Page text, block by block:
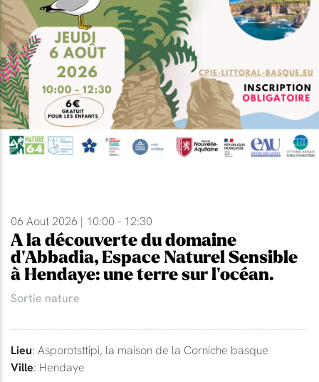
06 Aout 2026 | 10:00 - 12:30
A la découverte du domaine
d'Abbadia, Espace Naturel Sensible
à Hendaye: une terre sur l'océan.
Sortie nature
Lieu: Asporotsttipi, la maison de la Corniche basque
Ville: Hendaye